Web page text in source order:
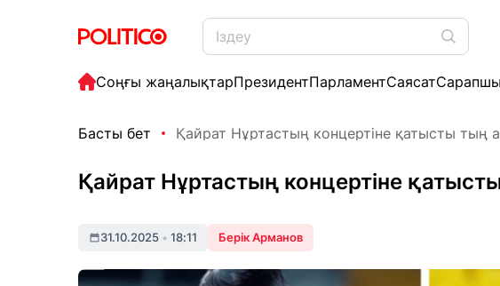
Соңғы жаңалықтарПрезидентПарламентСаясат
Басты бет Қайрат Нұртастың концертіне қатысты тың
Қайрат Нұртастың концертіне
31.10.2025 • 18:11 Берік Арманов